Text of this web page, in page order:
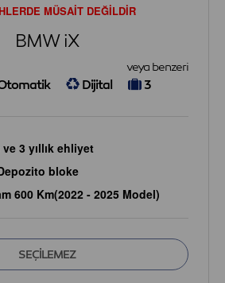
MÜSAİT DEĞİLDİR
BMW iX
veya benzeri
Dijital 3
3 yıllık ehliyet
bloke
600 Km(2022 - 2025 Model)